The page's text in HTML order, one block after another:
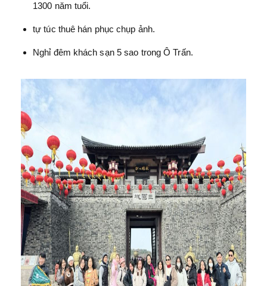
1300 năm tuổi.
tự túc thuê hán phục chụp ảnh.
Nghỉ đêm khách sạn 5 sao trong Ô Trấn.